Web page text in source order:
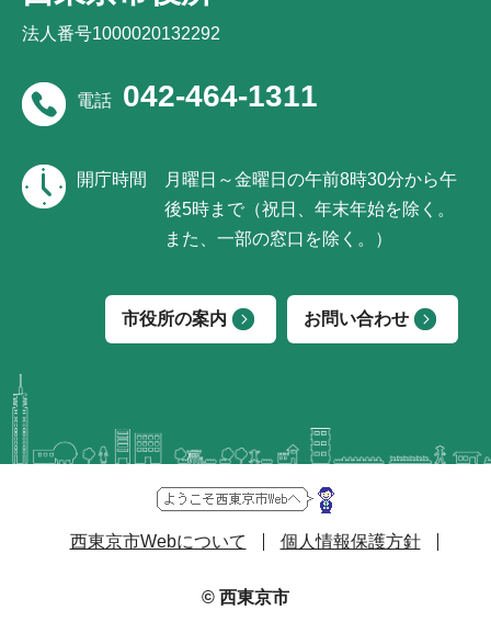
法人番号1000020132292
電話 042-464-1311
開庁時間
月曜日～金曜日の午前8時30分から午
後5時まで（祝日、年末年始を除く。
また、一部の窓口を除く。）
市役所の案内 お問い合わせ
西東京市Webについて 個人情報保護方針
© 西東京市